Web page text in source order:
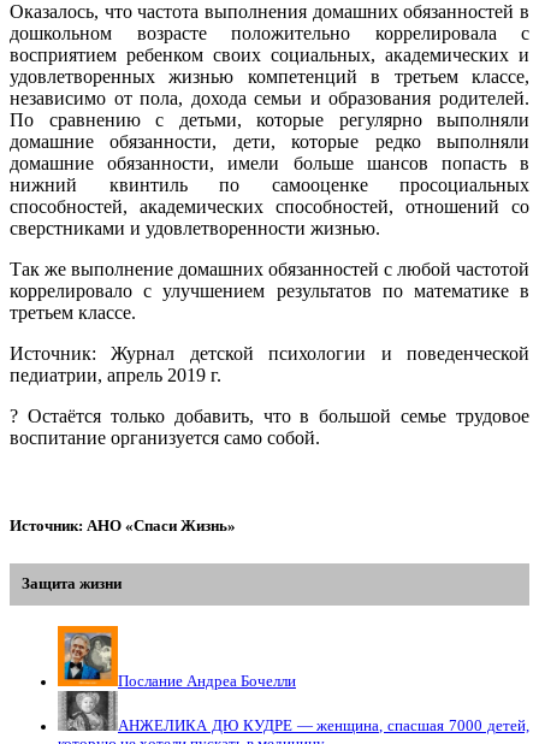
Оказалось, что частота выполнения домашних обязанностей в
дошкольном возрасте положительно коррелировала с
восприятием ребенком своих социальных, академических и
удовлетворенных жизнью компетенций в третьем классе,
независимо от пола, дохода семьи и образования родителей.
По сравнению с детьми, которые регулярно выполняли
домашние обязанности, дети, которые редко выполняли
домашние обязанности, имели больше шансов попасть в
нижний квинтиль по самооценке просоциальных
способностей, академических способностей, отношений со
сверстниками и удовлетворенности жизнью.
Так же выполнение домашних обязанностей с любой частотой
коррелировало с улучшением результатов по математике в
третьем классе.
Источник: Журнал детской психологии и поведенческой
педиатрии, апрель 2019 г.
? Остаётся только добавить, что в большой семье трудовое
воспитание организуется само собой.
Источник: АНО «Спаси Жизнь»
Защита жизни
Послание Андреа Бочелли
АНЖЕЛИКА ДЮ КУДРЕ — женщина, спасшая 7000 детей,